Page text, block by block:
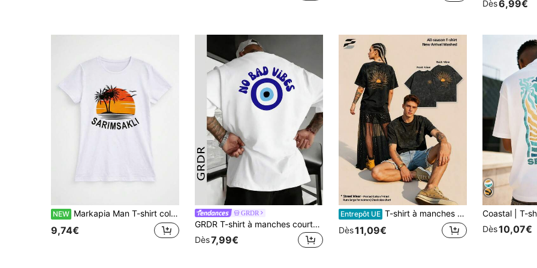
Dès6,99€
NEW Markapia Man T-shirt col rond 100% coton imprimé ail pour hommes
9,74€
GRDR
GRDR T-shirt à manches courtes col rond avec slogan attitude décontractée pour hommes, été
Dès7,99€
Entrepôt UE T-shirt à manches courtes imprimé double face lavé 230g, col rond, coupe décontractée, Top basique polyvalent doux et léger pour le port quotidien.
Dès11,09€
Dès10,07€